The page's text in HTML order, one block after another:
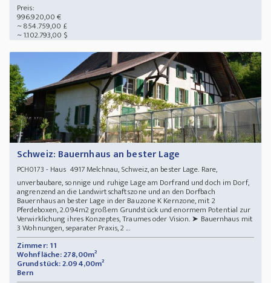
Preis:
996.920,00 €
~ 854.759,00 £
~ 1.102.793,00 $
Schweiz: Bauernhaus an bester Lage
PCH0173 - Haus 4917 Melchnau, Schweiz, an bester Lage. Rare,
unverbaubare, sonnige und ruhige Lage am Dorfrand und doch im Dorf,
angrenzend an die Landwirtschaftszone und an den Dorfbach
Bauernhaus an bester Lage in der Bauzone K Kernzone, mit 2
Pferdeboxen, 2.094m2 großem Grundstück und enormem Potential zur
Verwirklichung ihres Konzeptes, Traumes oder Vision. ➤ Bauernhaus mit
3 Wohnungen, separater Praxis, 2 ...
Zimmer: 11
Wohnfläche: 278,00m²
Grundstück: 2.094,00m²
Bern